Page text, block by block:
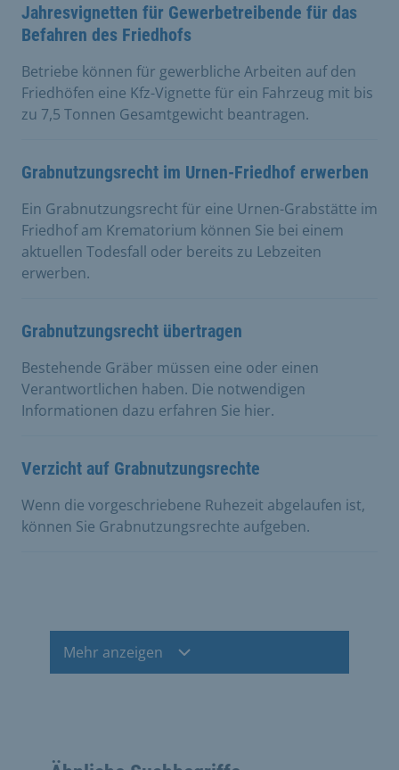
Jahresvignetten für Gewerbetreibende für das
Befahren des Friedhofs
Betriebe können für gewerbliche Arbeiten auf den
Friedhöfen eine Kfz-Vignette für ein Fahrzeug mit bis
zu 7,5 Tonnen Gesamtgewicht beantragen.
Grabnutzungsrecht im Urnen-Friedhof erwerben
Ein Grabnutzungsrecht für eine Urnen-Grabstätte im
Friedhof am Krematorium können Sie bei einem
aktuellen Todesfall oder bereits zu Lebzeiten
erwerben.
Grabnutzungsrecht übertragen
Bestehende Gräber müssen eine oder einen
Verantwortlichen haben. Die notwendigen
Informationen dazu erfahren Sie hier.
Verzicht auf Grabnutzungsrechte
Wenn die vorgeschriebene Ruhezeit abgelaufen ist,
können Sie Grabnutzungsrechte aufgeben.
Mehr anzeigen